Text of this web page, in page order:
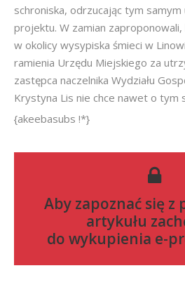
schroniska, odrzucając tym
projektu. W zamian
w okolicy wysypiska śmieci w
ramienia Urzędu Miejskiego za
zastępca naczelnika Wydziału
Krystyna Lis nie chce nawet o tym
{akeebasubs !*}
Aby zapoznać się z
artykułu
do wykupienia e-